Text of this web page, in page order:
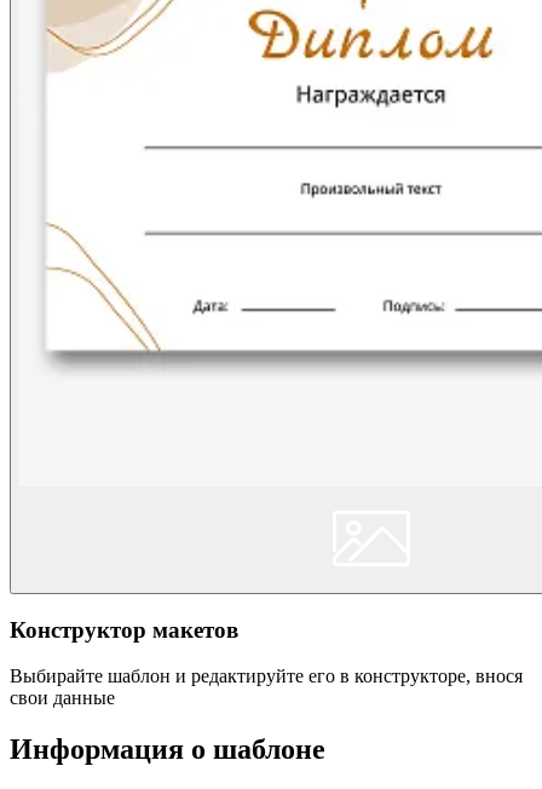
Конструктор макетов
Выбирайте шаблон и редактируйте его в конструкторе, внося
свои данные
Информация о шаблоне